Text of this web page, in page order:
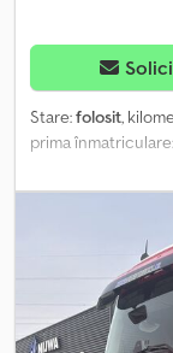
Stare:folosit,
prima înmatriculare:
,
angrenaj:automat
hidraulic,
menținere a
de frânare cu ABS
multifuncțional,
instrumentar de